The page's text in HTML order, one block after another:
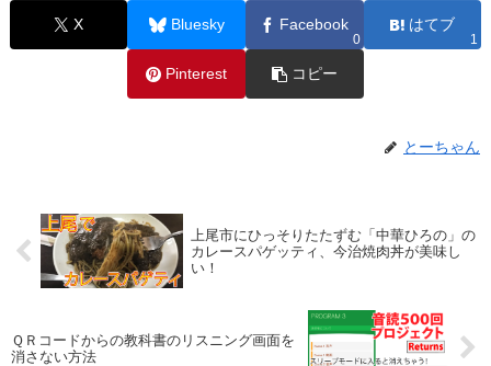
X Bluesky Facebook
0
はてブ
1
Pinterest コピー
とーちゃん
上尾市にひっそりたたずむ「中華ひろの」の
カレースパゲッティ、今治焼肉丼が美味し
い！
ＱＲコードからの教科書のリスニング画面を
消さない方法